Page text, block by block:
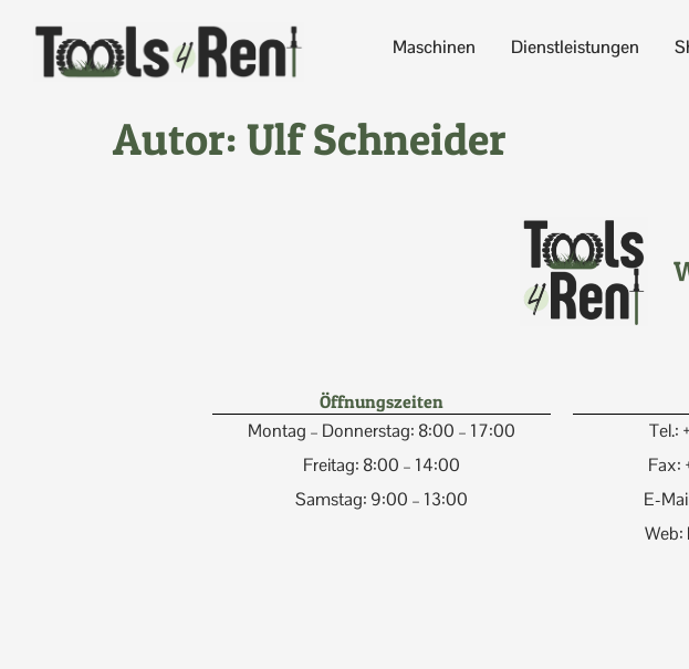
Maschinen Dienstleistungen
Autor: Ulf Schneider
Öffnungszeiten
Montag – Donnerstag: 8:00 – 17:00
Freitag: 8:00 – 14:00
Samstag: 9:00 – 13:00
Tel.:
Fax:
E-